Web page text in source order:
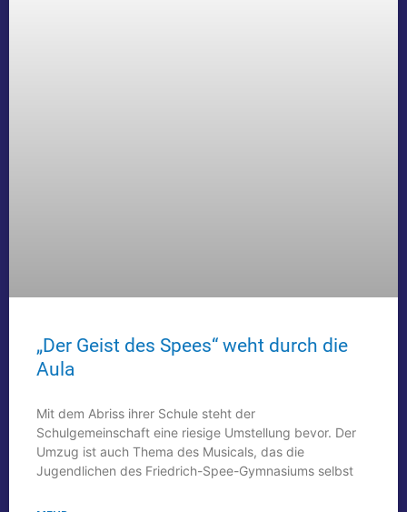
„Der Geist des Spees“ weht durch die
Aula
Mit dem Abriss ihrer Schule steht der
Schulgemeinschaft eine riesige Umstellung bevor. Der
Umzug ist auch Thema des Musicals, das die
Jugendlichen des Friedrich-Spee-Gymnasiums selbst